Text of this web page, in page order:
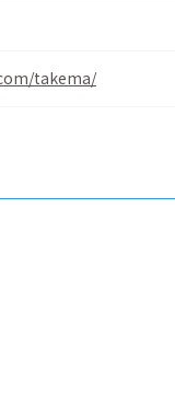
takema/